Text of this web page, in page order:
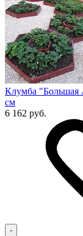
Клумба "Большая
см
6 162 руб.
-